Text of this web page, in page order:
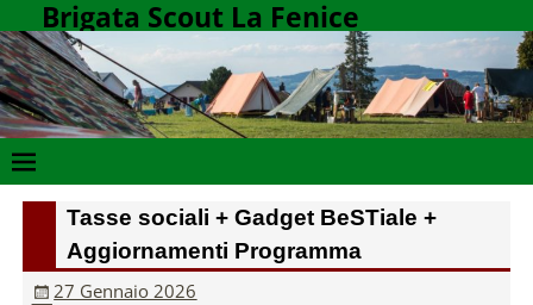
Brigata Scout La Fenice
Tasse sociali + Gadget BeSTiale +
Aggiornamenti Programma
27 Gennaio 2026